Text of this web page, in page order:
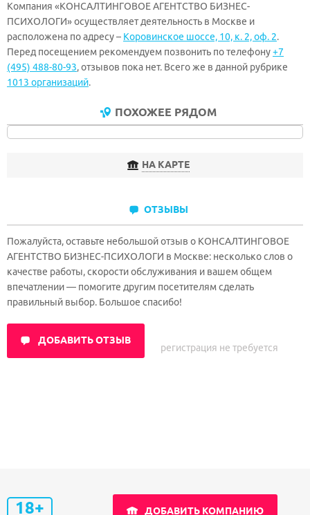
Компания «КОНСАЛТИНГОВОЕ АГЕНТСТВО БИЗНЕС-
ПСИХОЛОГИ» осуществляет деятельность в Москве и
расположена по адресу – Коровинское шоссе, 10, к. 2, оф. 2.
Перед посещением рекомендуем позвонить по телефону+7
(495) 488-80-93, отзывов пока нет. Всего же в данной рубрике
1013 организаций.
ПОХОЖЕЕ РЯДОМ
НА КАРТЕ
ОТЗЫВЫ
Пожалуйста, оставьте небольшой отзыв о КОНСАЛТИНГОВОЕ
АГЕНТСТВО БИЗНЕС-ПСИХОЛОГИ в Москве: несколько слов о
качестве работы, скорости обслуживания и вашем общем
впечатлении — помогите другим посетителям сделать
правильный выбор. Большое спасибо!
ДОБАВИТЬ ОТЗЫВ
регистрация не требуется
18+ ДОБАВИТЬ КОМПАНИЮ